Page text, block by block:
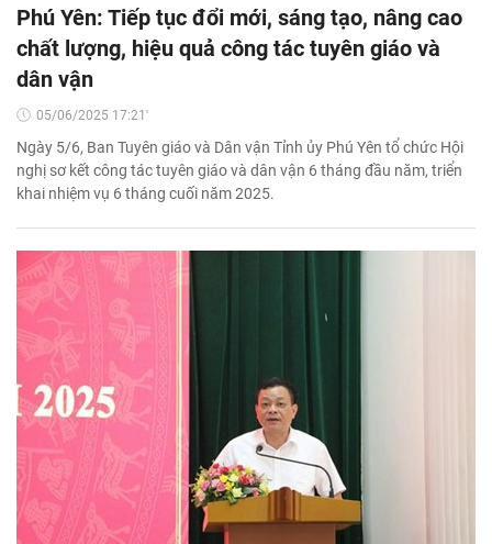
Phú Yên: Tiếp tục đổi mới, sáng tạo, nâng cao
chất lượng, hiệu quả công tác tuyên giáo và
dân vận
05/06/2025 17:21'
Ngày 5/6, Ban Tuyên giáo và Dân vận Tỉnh ủy Phú Yên tổ chức Hội
nghị sơ kết công tác tuyên giáo và dân vận 6 tháng đầu năm, triển
khai nhiệm vụ 6 tháng cuối năm 2025.